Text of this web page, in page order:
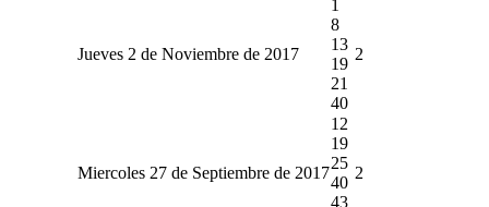
Jueves 2 de Noviembre de 2017
1
8
13
19
21
40
2
Miercoles 27 de Septiembre de 2017
12
19
25
40
43
2